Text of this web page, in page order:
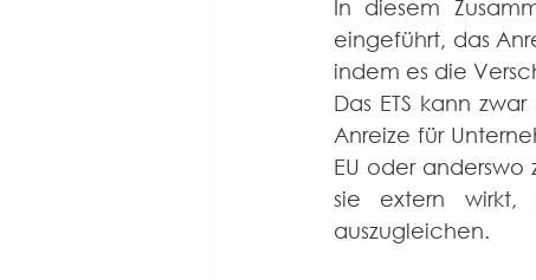
In diesem
eingeführt, das
indem es die
Das ETS kann
Anreize für
EU oder anderswo
sie extern wirkt,
auszugleichen.